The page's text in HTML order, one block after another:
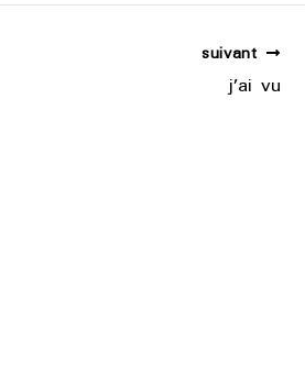
suivant
j’ai vu